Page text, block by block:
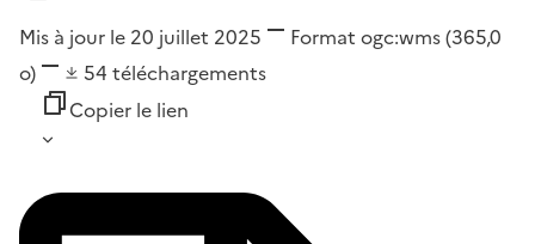
Mis à jour le 20 juillet 2025 Format ogc:wms(365,0
o)
54 téléchargements
Copier le lien